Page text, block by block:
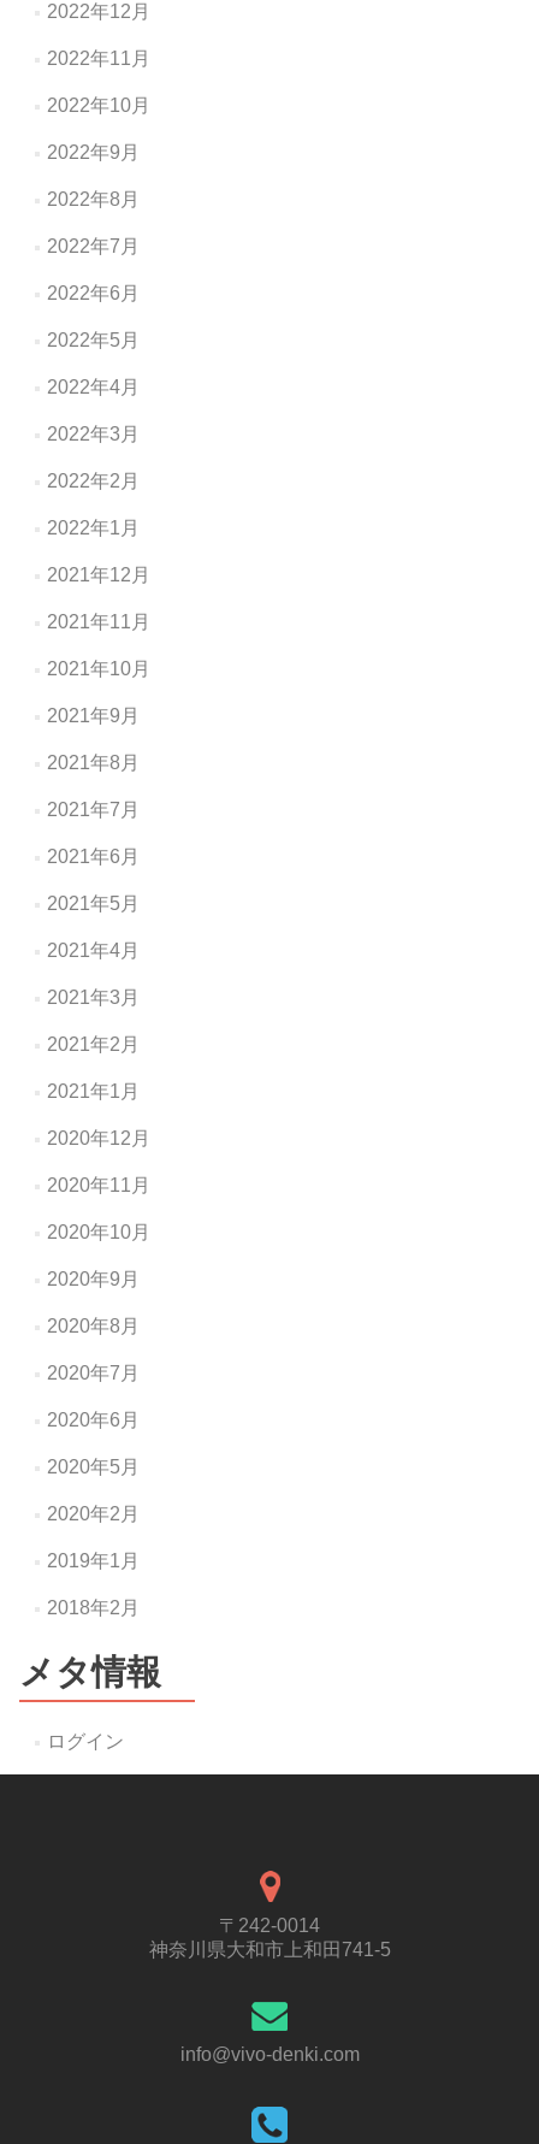
2022年12月
2022年11月
2022年10月
2022年9月
2022年8月
2022年7月
2022年6月
2022年5月
2022年4月
2022年3月
2022年2月
2022年1月
2021年12月
2021年11月
2021年10月
2021年9月
2021年8月
2021年7月
2021年6月
2021年5月
2021年4月
2021年3月
2021年2月
2021年1月
2020年12月
2020年11月
2020年10月
2020年9月
2020年8月
2020年7月
2020年6月
2020年5月
2020年2月
2019年1月
2018年2月
メタ情報
ログイン
〒242-0014
神奈川県大和市上和田741-5
info@vivo-denki.com